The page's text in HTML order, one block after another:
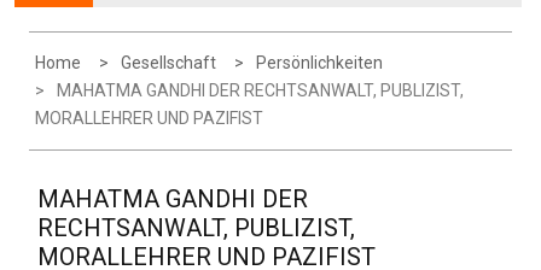
Home Gesellschaft
Persönlichkeiten
MAHATMA GANDHI DER RECHTSANWALT, PUBLIZIST,
MORALLEHRER UND PAZIFIST
MAHATMA GANDHI DER
RECHTSANWALT, PUBLIZIST,
MORALLEHRER UND PAZIFIST